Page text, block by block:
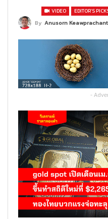
VIDEO EDITOR’S
By Anusorn Keawprachant
-